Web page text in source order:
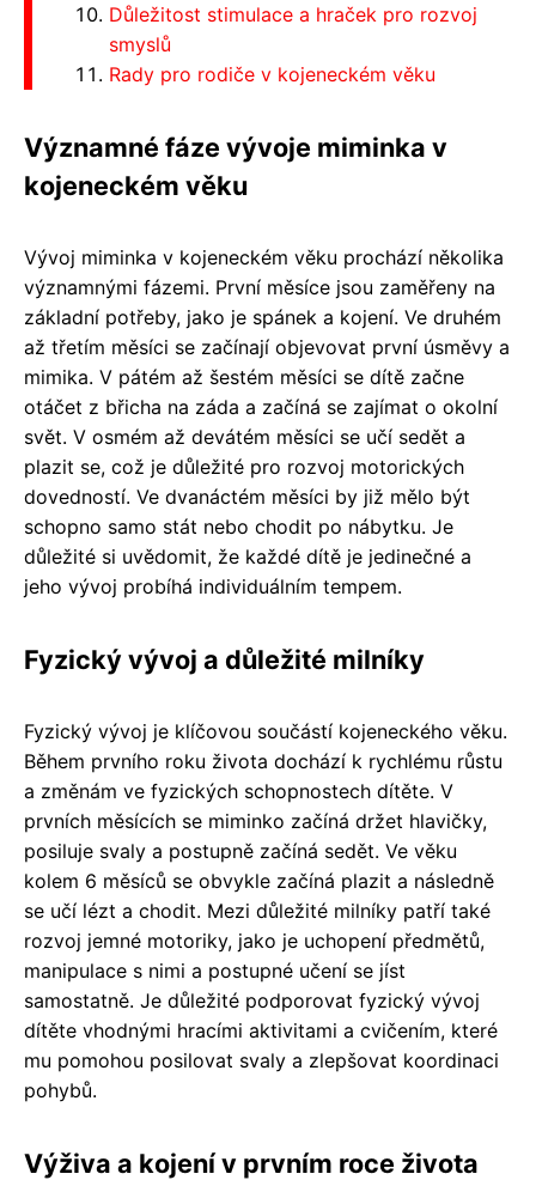
Důležitost stimulace a hraček pro rozvoj
smyslů
Rady pro rodiče v kojeneckém věku
Významné fáze vývoje miminka v
kojeneckém věku
Vývoj miminka v kojeneckém věku prochází několika
významnými fázemi. První měsíce jsou zaměřeny na
základní potřeby, jako je spánek a kojení. Ve druhém
až třetím měsíci se začínají objevovat první úsměvy a
mimika. V pátém až šestém měsíci se dítě začne
otáčet z břicha na záda a začíná se zajímat o okolní
svět. V osmém až devátém měsíci se učí sedět a
plazit se, což je důležité pro rozvoj motorických
dovedností. Ve dvanáctém měsíci by již mělo být
schopno samo stát nebo chodit po nábytku. Je
důležité si uvědomit, že každé dítě je jedinečné a
jeho vývoj probíhá individuálním tempem.
Fyzický vývoj a důležité milníky
Fyzický vývoj je klíčovou součástí kojeneckého věku.
Během prvního roku života dochází k rychlému růstu
a změnám ve fyzických schopnostech dítěte. V
prvních měsících se miminko začíná držet hlavičky,
posiluje svaly a postupně začíná sedět. Ve věku
kolem 6 měsíců se obvykle začíná plazit a následně
se učí lézt a chodit. Mezi důležité milníky patří také
rozvoj jemné motoriky, jako je uchopení předmětů,
manipulace s nimi a postupné učení se jíst
samostatně. Je důležité podporovat fyzický vývoj
dítěte vhodnými hracími aktivitami a cvičením, které
mu pomohou posilovat svaly a zlepšovat koordinaci
pohybů.
Výživa a kojení v prvním roce života